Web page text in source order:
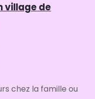
village de
chez la famille ou